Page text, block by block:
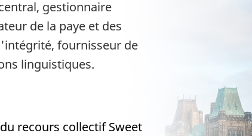
gestionnaire
de la paye et des
fournisseur de
linguistiques.
recours collectif Sweet